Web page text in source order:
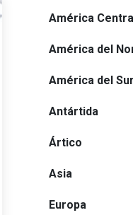
América
América del
América del Sur
Antártida
Ártico
Asia
Europa